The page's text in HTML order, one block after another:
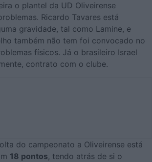
o plantel da UD Oliveirense
Ricardo Tavares está
gravidade, tal como Lamine, e
também não tem foi convocado no
físicos. Já o brasileiro Israel
contrato com o clube.
do campeonato a Oliveirense está
18 pontos, tendo atrás de si o